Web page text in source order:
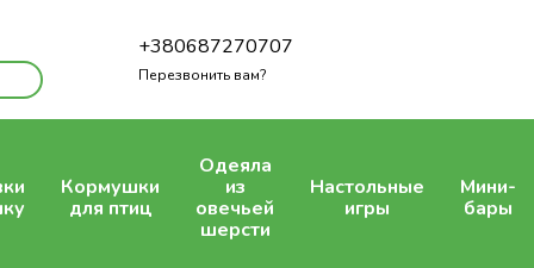
+380687270707
Перезвонить вам?
Кормушки
для птиц
Одеяла
из
овечьей
шерсти
Настольные
игры
Мини-
бары